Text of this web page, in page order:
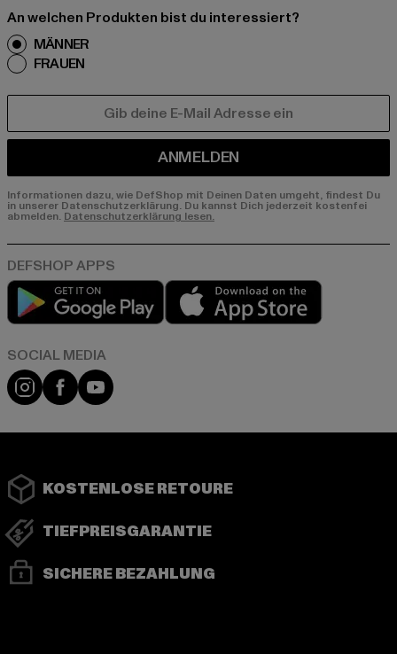
An welchen Produkten bist du interessiert?
MÄNNER
FRAUEN
ANMELDEN
Informationen dazu, wie DefShop mit Deinen Daten umgeht, findest Du
in unserer Datenschutzerklärung. Du kannst Dich jederzeit kostenfei
abmelden. Datenschutzerklärung lesen.
Play market
Instagram
FacebookYouTube
KOSTENLOSE RETOURE
TIEFPREISGARANTIE
SICHERE BEZAHLUNG